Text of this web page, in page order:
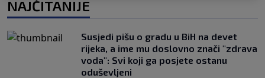
NAJČITANIJE
Susjedi pišu o gradu u BiH na devet
rijeka, a ime mu doslovno znači "zdrava
voda": Svi koji ga posjete ostanu
oduševljeni